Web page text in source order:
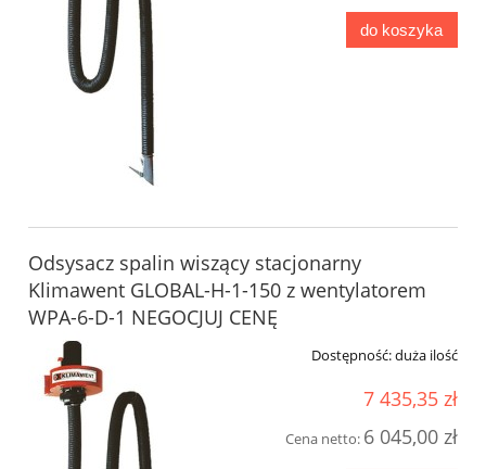
do koszyka
Odsysacz spalin wiszący stacjonarny
Klimawent GLOBAL-H-1-150 z wentylatorem
WPA-6-D-1 NEGOCJUJ CENĘ
Dostępność:duża ilość
7 435,35 zł
Cena netto: 6 045,00 zł